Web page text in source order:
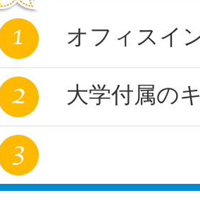
オフィスイ
大学付属の